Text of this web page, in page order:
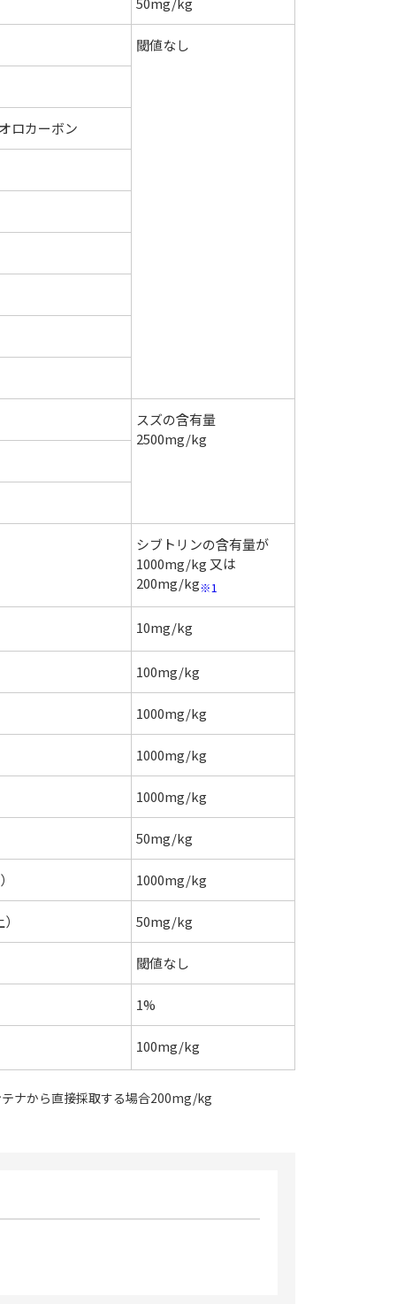
閾値なし
ロカーボン
スズの含有量
2500mg/kg
シブトリンの含有量が
1000mg/kg 又は
200mg/kg※1
10mg/kg
100mg/kg
1000mg/kg
1000mg/kg
1000mg/kg
50mg/kg
1000mg/kg
50mg/kg
閾値なし
1%
100mg/kg
ナから直接採取する場合200mg/kg